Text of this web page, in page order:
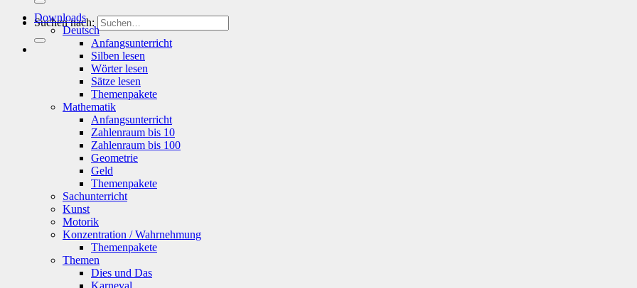
Suchen nach:
Downloads
Deutsch
Anfangsunterricht
Silben lesen
Wörter lesen
Sätze lesen
Themenpakete
Mathematik
Anfangsunterricht
Zahlenraum bis 10
Zahlenraum bis 100
Geometrie
Geld
Themenpakete
Sachunterricht
Kunst
Motorik
Konzentration / Wahrnehmung
Themenpakete
Themen
Dies und Das
Karneval